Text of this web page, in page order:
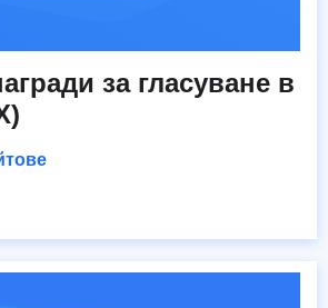
за гласуване в